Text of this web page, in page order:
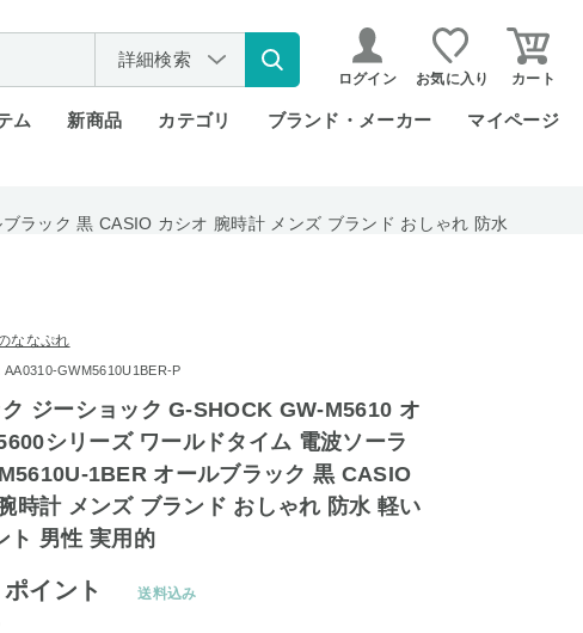
詳細検索
ログイン お気に入り カート
ム 新商品 カテゴリ ブランド・メーカー マイページ
ラック 黒 CASIO カシオ 腕時計 メンズ ブランド おしゃれ 防水
ななぷれ
AA0310-GWM5610U1BER-P
ジーショック G-SHOCK GW-M5610 オ
シリーズ ワールドタイム 電波ソーラ
1BER オールブラック 黒 CASIO
時計 メンズ ブランド おしゃれ 防水 軽い
ト 男性 実用的
ポイント 送料込み